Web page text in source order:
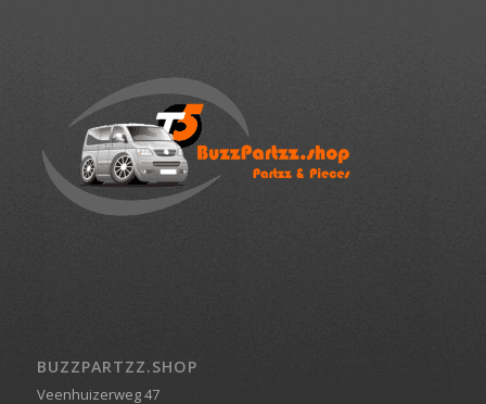
BUZZPARTZZ.SHOP
Veenhuizerweg 47